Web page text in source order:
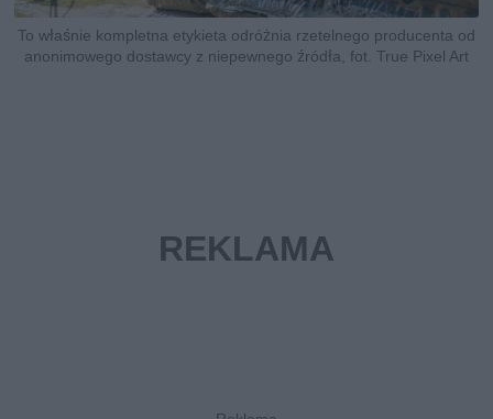
To właśnie kompletna etykieta odróżnia rzetelnego producenta od
anonimowego dostawcy z niepewnego źródła, fot. True Pixel Art